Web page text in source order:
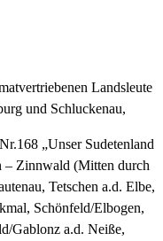
Landsleute
und Schluckenau,
„Unser Sudetenland
– Zinnwald (Mitten durch
Tetschen a.d. Elbe,
Schönfeld/Elbogen,
Gablonz a.d. Neiße,